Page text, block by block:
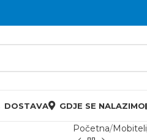
DOSTAVA GDJE SE NALAZIMO
Početna Mobiteli